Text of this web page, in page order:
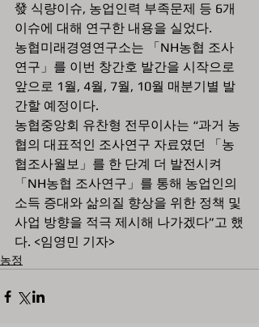
發 식량이슈, 농업인력 부족문제 등 6개
이슈에 대해 연구한 내용을 실었다.
농협미래경영연구소는 「NH농협 조사
연구」를 이번 창간호 발간을 시작으로
앞으로 1월, 4월, 7월, 10월 매분기별 발
간할 예정이다.
농협중앙회 유찬형 전무이사는 “과거 농
협의 대표적인 조사연구 자료였던 「농
협조사월보」를 한 단계 더 발전시켜
「NH농협 조사연구」를 통해 농업인의
소득 증대와 삶의질 향상을 위한 정책 및
사업 방향을 적극 제시해 나가겠다”고 했
다. <임영민 기자>
농정